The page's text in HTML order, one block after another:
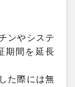
ンやシステ
期間を延長
た際には無